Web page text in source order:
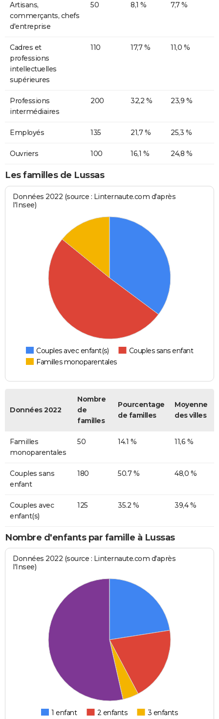
Artisans,
commerçants, chefs
d'entreprise
50 8,1 % 7,7 %
Cadres et
professions
intellectuelles
supérieures
110 17,7 % 11,0 %
Professions
intermédiaires
200 32,2 % 23,9 %
Employés 135 21,7 % 25,3 %
Ouvriers 100 16,1 % 24,8 %
Les familles de Lussas
Données 2022 (source : Linternaute.com d'après
l'Insee)
Couples avec enfant(s)
Couples sans enfant
Familles monoparentales
Données 2022
Nombre
de
familles
Pourcentage
de familles
Moyenne
des villes
Familles
monoparentales
50 14.1 % 11,6 %
Couples sans
enfant
180 50.7 % 48,0 %
Couples avec
enfant(s)
125 35.2 % 39,4 %
Nombre d'enfants par famille à Lussas
Données 2022 (source : Linternaute.com d'après
l'Insee)
1 enfant 2 enfants 3 enfants